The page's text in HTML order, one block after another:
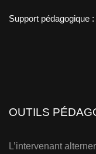
Support pédagogique
OUTILS
L’intervenant